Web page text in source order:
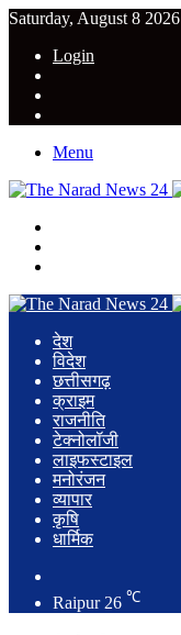
Saturday, August 8 2026
Login
Menu
देश
विदेश
छत्तीसगढ़
क्राइम
राजनीति
टेक्नोलॉजी
लाइफस्टाइल
मनोरंजन
व्यापार
कृषि
धार्मिक
for
Raipur 26 ℃